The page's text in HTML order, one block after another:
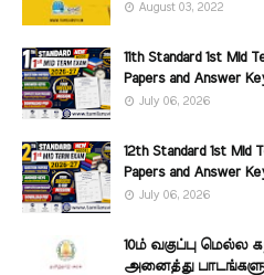
August 03, 2022
11th Standard 1st Mid
Papers and Answer
July 06, 2026
12th Standard 1st Mid
Papers and Answer
July 06, 2026
10ம் வகுப்பு மெல்ல
அனைத்து